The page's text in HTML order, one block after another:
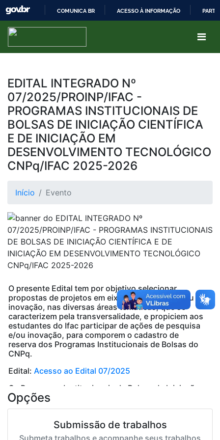
COMUNICA BR ACESSO À INFORMAÇÃO
EDITAL INTEGRADO Nº
07/2025/PROINP/IFAC -
PROGRAMAS INSTITUCIONAIS DE
BOLSAS DE INICIAÇÃO CIENTÍFICA
E DE INICIAÇÃO EM
DESENVOLVIMENTO TECNOLÓGICO
CNPq/IFAC 2025-2026
Início Evento
O presente Edital tem por objetivo selecionar
propostas de projetos em eixos de pesquisa e/ou de
inovação, nas diversas áreas temáticas, que se
caracterizem pela transversalidade, e propiciem aos
estudantes do Ifac participar de ações de pesquisa
e/ou inovação, para comporem o cadastro de
reserva dos Programas Institucionais de Bolsas do
CNPq.
Edital: Acesso ao Edital 07/2025
Os Programas Institucionais de Bolsas de Iniciação
Científica (PIBIC), de Iniciação Científica em Ações
Afirmativas (PIBIC AF), de Iniciação Científica para o
Desenvolvimento Tecnológico e Inovação (PIBITI)
integrados, fortalecem a indissociabilidade nas
Opções
Submissão de trabalhos
Submeta trabalhos e acompanhe seus trabalhos